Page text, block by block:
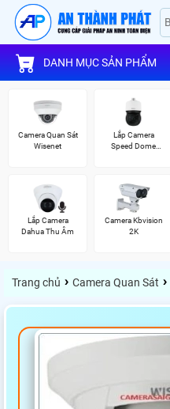
DANH MỤC SẢN PHẨM
Camera Quan Sát
Wisenet
Lắp Camera
Speed Dome
Lắp Camera
Dahua Thu Âm
Camera Kbvision
2K
Trang chủ › Camera Quan Sát ›